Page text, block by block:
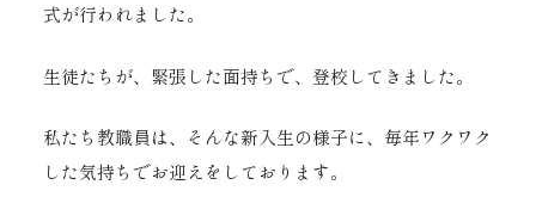
式が行われました。
生徒たちが、緊張した面持ちで、登校してきました。
私たち教職員は、そんな新入生の様子に、毎年ワクワク
した気持ちでお迎えをしております。